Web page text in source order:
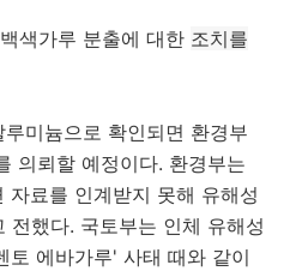
색가루 분출에 대한 조치를
미늄으로 확인되면 환경부
의뢰할 예정이다. 환경부는
자료를 인계받지 못해 유해성
전했다. 국토부는 인체 유해성
토 에바가루' 사태 때와 같이